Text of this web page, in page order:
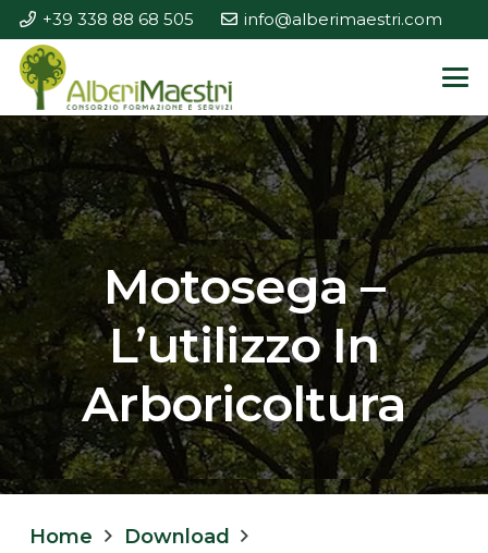
+39 338 88 68 505 info@alberimaestri.com
Motosega –
L’utilizzo In
Arboricoltura
Home
Download